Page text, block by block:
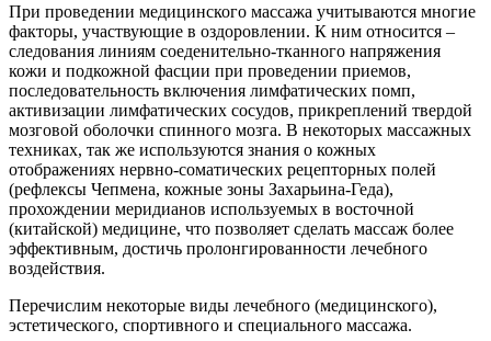
При проведении медицинского массажа учитываются многие
факторы, участвующие в оздоровлении. К ним относится –
следования линиям соеденительно-тканного напряжения
кожи и подкожной фасции при проведении приемов,
последовательность включения лимфатических помп,
активизации лимфатических сосудов, прикреплений твердой
мозговой оболочки спинного мозга. В некоторых массажных
техниках, так же используются знания о кожных
отображениях нервно-соматических рецепторных полей
(рефлексы Чепмена, кожные зоны Захарьина-Геда),
прохождении меридианов используемых в восточной
(китайской) медицине, что позволяет сделать массаж более
эффективным, достичь пролонгированности лечебного
воздействия.
Перечислим некоторые виды лечебного (медицинского),
эстетического, спортивного и специального массажа.